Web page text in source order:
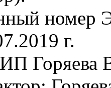
г.
Горяева